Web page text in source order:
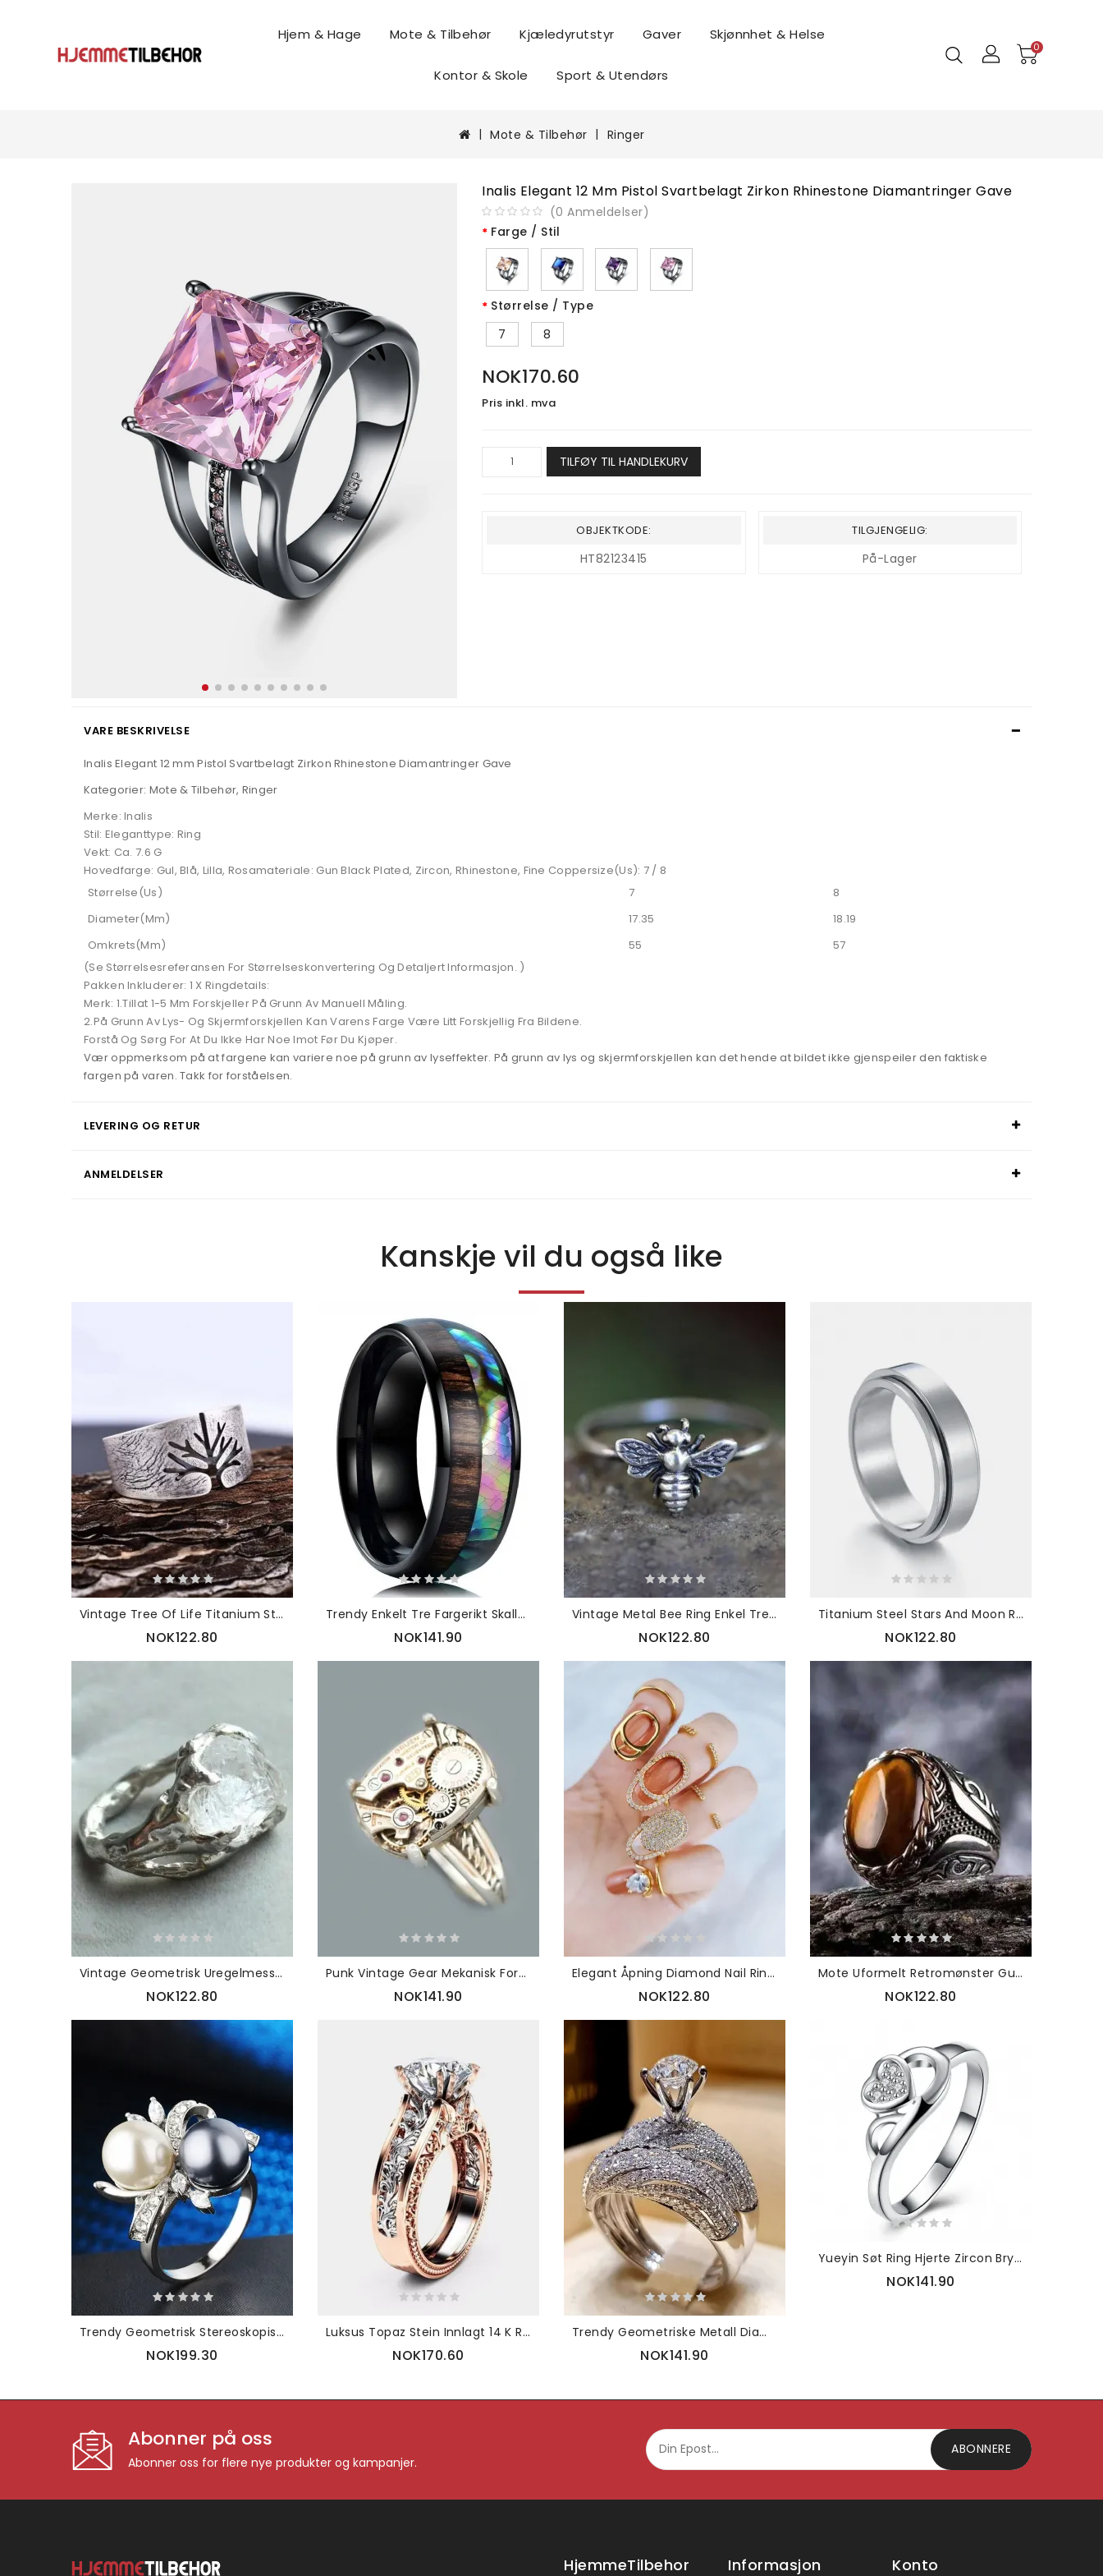
Hjem & Hage Mote & Tilbehør Kjæledyrutstyr Gaver Skjønnhet & Helse
Kontor & Skole Sport & Utendørs
0
Mote & Tilbehør Ringer
Inalis Elegant 12 Mm Pistol Svartbelagt Zirkon Rhinestone Diamantringer Gave
(0 Anmeldelser)
Farge / Stil
Størrelse / Type
7
8
NOK170.60
Pris inkl. mva
TILFØY TIL HANDLEKURV
OBJEKTKODE:
HT82123415
TILGJENGELIG:
På-Lager
VARE BESKRIVELSE
Inalis Elegant 12 mm Pistol Svartbelagt Zirkon Rhinestone Diamantringer Gave
Kategorier: Mote & Tilbehør, Ringer
Merke: Inalis
Stil: Eleganttype: Ring
Vekt: Ca. 7.6 G
Hovedfarge: Gul, Blå, Lilla, Rosamateriale: Gun Black Plated, Zircon, Rhinestone, Fine Coppersize(Us): 7 / 8
Størrelse(Us)
7
8
Diameter(Mm)
17.35
18.19
Omkrets(Mm)
55
57
(Se Størrelsesreferansen For Størrelseskonvertering Og Detaljert Informasjon. )
Pakken Inkluderer: 1 X Ringdetails:
Merk: 1.Tillat 1-5 Mm Forskjeller På Grunn Av Manuell Måling.
2.På Grunn Av Lys- Og Skjermforskjellen Kan Varens Farge Være Litt Forskjellig Fra Bildene.
Forstå Og Sørg For At Du Ikke Har Noe Imot Før Du Kjøper.
Vær oppmerksom på at fargene kan variere noe på grunn av lyseffekter. På grunn av lys og skjermforskjellen kan det hende at bildet ikke gjenspeiler den faktiske
fargen på varen. Takk for forståelsen.
LEVERING OG RETUR
ANMELDELSER
Kanskje vil du også like
Vintage Tree Of Life Titanium Stålring
NOK122.80
Trendy Enkelt Tre Fargerikt Skallmønster Patchwork Geometrisk-formet Rustfritt Stål Ring
NOK141.90
Vintage Metal Bee Ring Enkel Tredimensjonal Dyrering
NOK122.80
Titanium Steel Stars And Moon Roterbar Dekompresjonsring For Menn
NOK122.80
Vintage Geometrisk Uregelmessig Naturlig Krystallmalmring Metall Hul Gjennomsiktig Gemstone Fingerringer
NOK122.80
Punk Vintage Gear Mekanisk Form Metal Ring
NOK141.90
Elegant Åpning Diamond Nail Ring Halering
NOK122.80
Mote Uformelt Retromønster Gul Edelstenlegering
NOK122.80
Trendy Geometrisk Stereoskopisk Sløyfe Rhinestone Fingerringer Tofarget Perle Innlagte Ringer Elegante Smykker
NOK199.30
Luksus Topaz Stein Innlagt 14 K Rosegull Blomst Hule Platinaringer Bryllupsgave Til Henne
NOK170.60
Trendy Geometriske Metall Diamantringer Temperament Rhinestone Ringer
NOK141.90
Yueyin Søt Ring Hjerte Zircon Bryllupssmykker
NOK141.90
Abonner på oss
Abonner oss for flere nye produkter og kampanjer.
ABONNERE
HjemmeTilbehor Informasjon Konto